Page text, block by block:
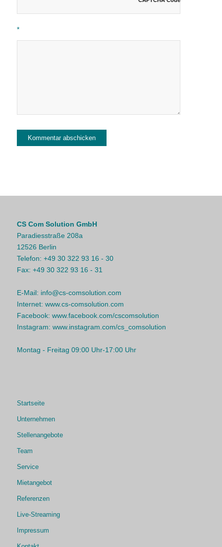
*
CS Com Solution GmbH
Paradiesstraße 208a
12526 Berlin
Telefon: +49 30 322 93 16 - 30
Fax: +49 30 322 93 16 - 31
E-Mail: info@cs-comsolution.com
Internet: www.cs-comsolution.com
Facebook: www.facebook.com/cscomsolution
Instagram: www.instagram.com/cs_comsolution
Montag - Freitag 09:00 Uhr-17:00 Uhr
Startseite
Unternehmen
Stellenangebote
Team
Service
Mietangebot
Referenzen
Live-Streaming
Impressum